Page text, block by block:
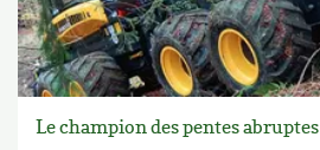
Le champion des pentes abruptes